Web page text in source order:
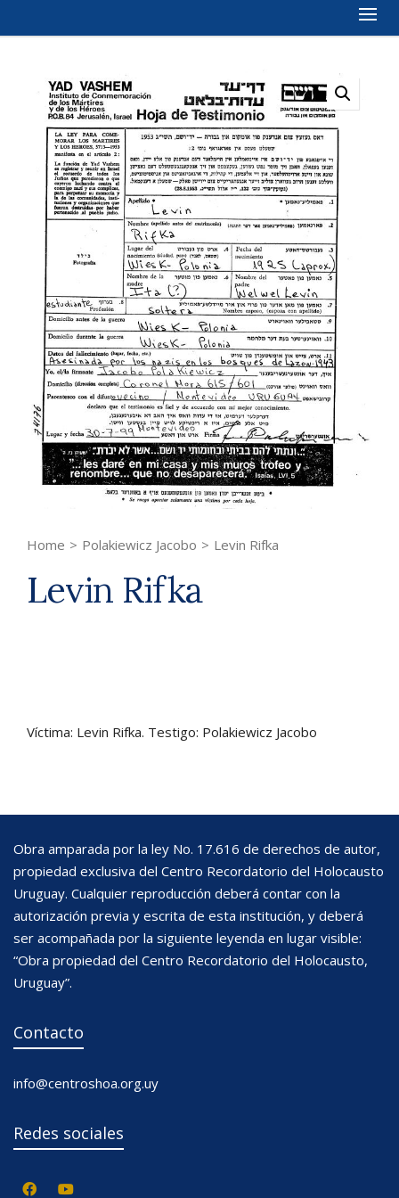
Home > Polakiewicz Jacobo > Levin Rifka
Levin Rifka
Víctima: Levin Rifka. Testigo: Polakiewicz Jacobo
Obra amparada por la ley No. 17.616 de derechos de autor,
propiedad exclusiva del Centro Recordatorio del Holocausto
Uruguay. Cualquier reproducción deberá contar con la
autorización previa y escrita de esta institución, y deberá
ser acompañada por la siguiente leyenda en lugar visible:
“Obra propiedad del Centro Recordatorio del Holocausto,
Uruguay”.
Contacto
info@centroshoa.org.uy
Redes sociales